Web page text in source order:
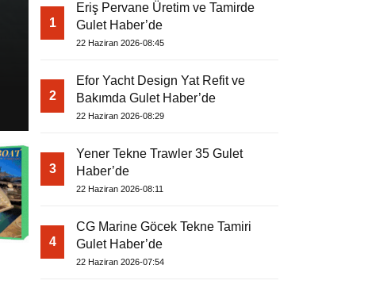
Grande Mare GM 42 FLY Gulet
1
Eriş Pervane Üretim ve Tamirde
Gulet Haber’de
22 Haziran 2026-08:45
2
Efor Yacht Design Yat Refit ve
Bakımda Gulet Haber’de
22 Haziran 2026-08:29
3
Yener Tekne Trawler 35 Gulet
Haber’de
22 Haziran 2026-08:11
4
CG Marine Göcek Tekne Tamiri
Gulet Haber’de
22 Haziran 2026-07:54